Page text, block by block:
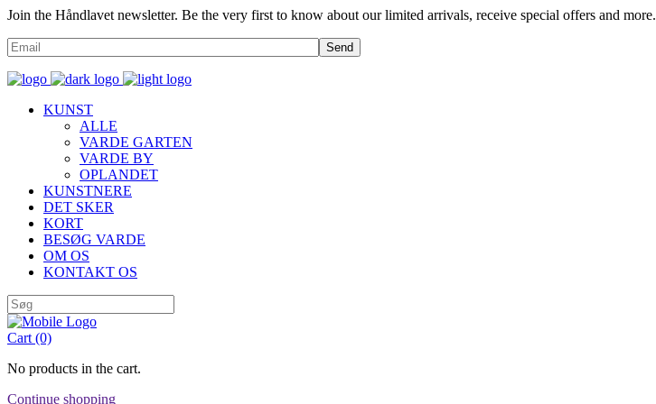
Join the Håndlavet newsletter. Be the very first to know about our limited arrivals, receive special offers and more.
Send
KUNST
ALLE
VARDE GARTEN
VARDE BY
OPLANDET
KUNSTNERE
DET SKER
KORT
BESØG VARDE
OM OS
KONTAKT OS
Cart (0)
No products in the cart.
Continue shopping